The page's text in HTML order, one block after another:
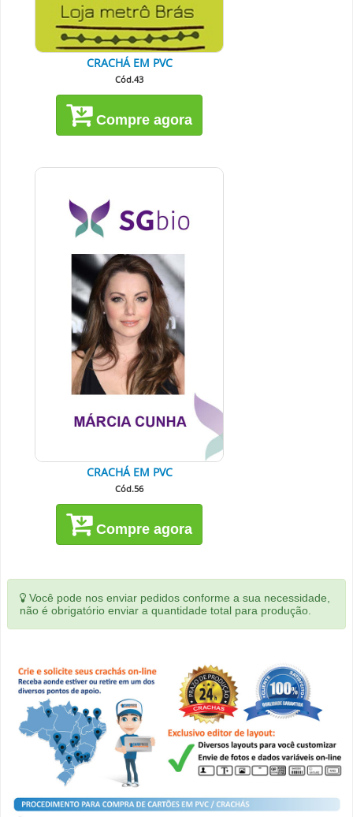
CRACHÁ EM PVC
Cód.43
Compre agora
CRACHÁ EM PVC
Cód.56
Compre agora
Você pode nos enviar pedidos conforme a sua necessidade,
não é obrigatório enviar a quantidade total para produção.